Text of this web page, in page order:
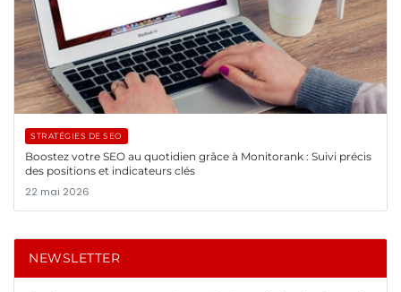
STRATÉGIES DE SEO
Boostez votre SEO au quotidien grâce à Monitorank : Suivi précis
des positions et indicateurs clés
22 mai 2026
NEWSLETTER